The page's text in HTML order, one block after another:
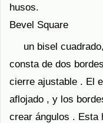
husos.
Bevel Square
un bisel
consta de dos
cierre ajustable . El
aflojado , y los
crear ángulos . Esta